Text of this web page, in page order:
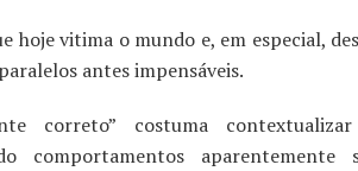
hoje vitima o mundo e, em especial,
antes impensáveis.
correto” costuma
comportamentos